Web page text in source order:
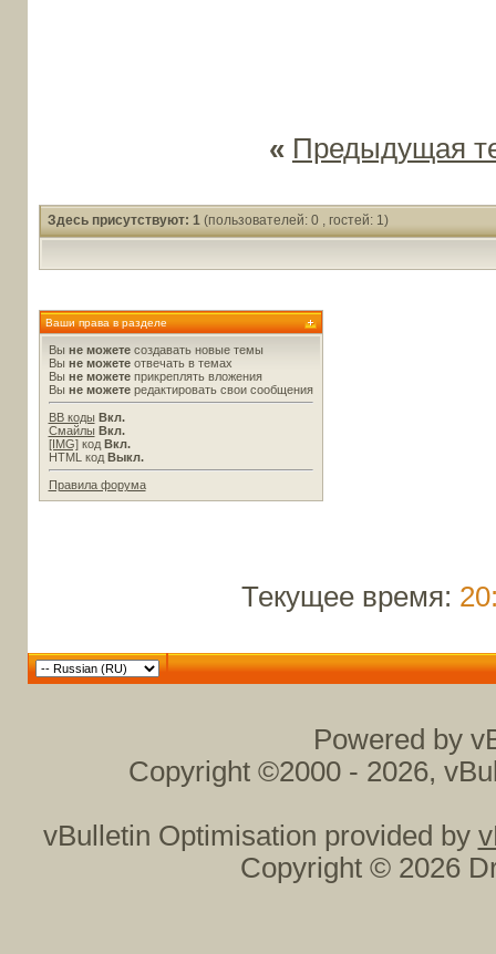
« Предыдущая
Здесь присутствуют: 1 (пользователей: 0 , гостей: 1)
Ваши права в разделе
Вы не можетесоздавать новые темы
Вы не можетеотвечать в темах
Вы не можетеприкреплять вложения
Вы не можетередактировать свои сообщения
BB коды Вкл.
Смайлы Вкл.
[IMG]код Вкл.
HTML код Выкл.
Правила форума
Текущее время:
Powered by
Copyright ©2000 - 2026,
vBulletin Optimisation provided by
Copyright © 2026